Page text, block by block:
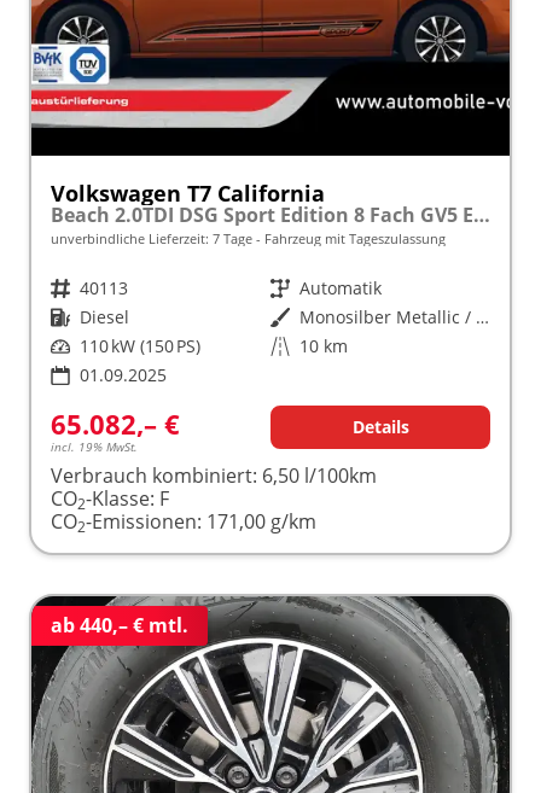
Volkswagen T7 California
Beach 2.0TDI DSG Sport Edition 8 Fach GV5 Elegance+
unverbindliche Lieferzeit: 7 Tage Fahrzeug mit Tageszulassung
Fahrzeugnr. 40113 Getriebe Automatik
Kraftstoff Diesel Außenfarbe
Monosilber Metallic / Energeticorange Metallic
Leistung 110 kW (150 PS) Kilometerstand 10 km
01.09.2025
65.082,– €
incl. 19% MwSt.
Details
Verbrauch kombiniert: 6,50 l/100km
CO2-Klasse: F
CO2-Emissionen: 171,00 g/km
ab 440,– € mtl.